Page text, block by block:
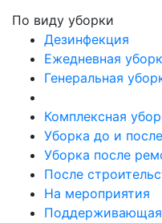
По виду уборки
Дезинфекция
Ежедневная
Генеральная
Комплексная
Уборка до и
Уборка после
После
На мероприятия
Поддерживающая